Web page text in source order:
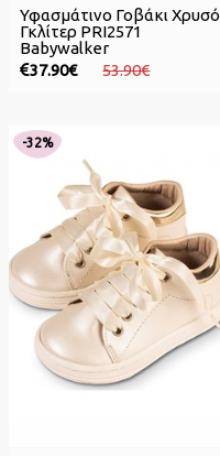
Υφασμάτινο Γοβάκι Χρυσό
Γκλίτερ PRI2571
Babywalker
37.90€
53.90€
-32%